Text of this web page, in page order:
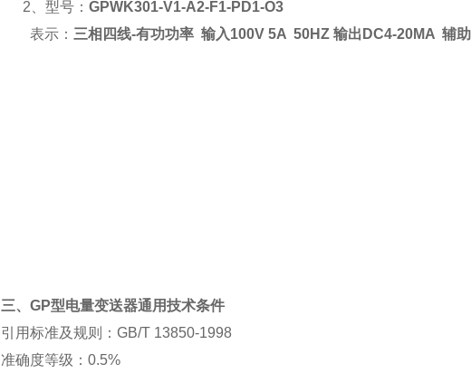
2、型号：GPWK301-V1-A2-F1-PD1-O3
表示： 三相四线-有功功率 输入100V 5A 50HZ输出 DC4-20MA辅
三、GP型电量变送器通用技术条件
引用标准及规则：GB/T 13850-1998
准确度等级：0.5%